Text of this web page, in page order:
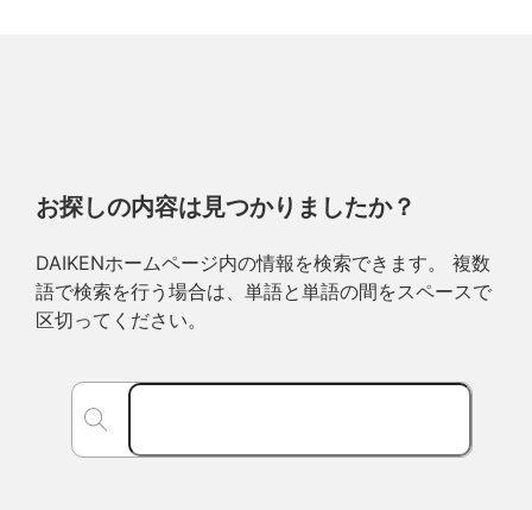
お探しの内容は見つかりましたか？
DAIKENホームページ内の情報を検索できます。 複数
語で検索を行う場合は、単語と単語の間をスペースで
区切ってください。